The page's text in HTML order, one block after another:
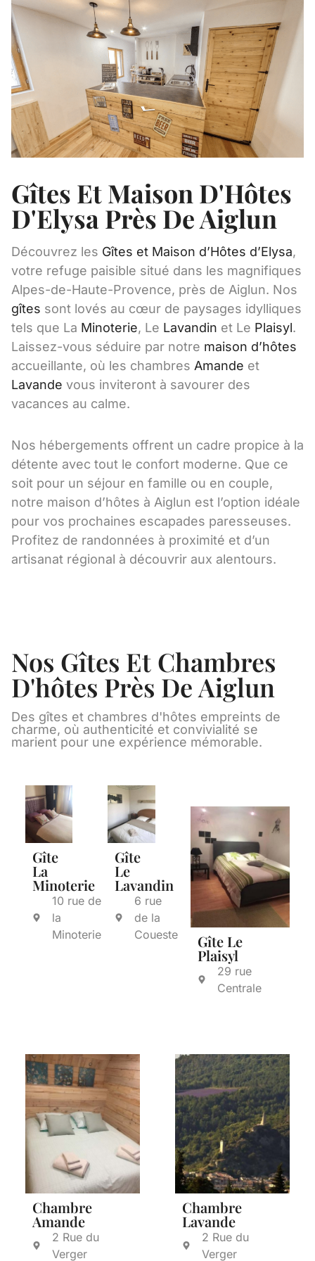
Gîtes Et Maison D'Hôtes
D'Elysa Près De Aiglun
Découvrez les Gîtes et Maison d’Hôtes d’Elysa,
votre refuge paisible situé dans les magnifiques
Alpes-de-Haute-Provence, près de Aiglun. Nos
gîtes sont lovés au cœur de paysages idylliques
tels que La Minoterie, Le Lavandin et Le Plaisyl.
Laissez-vous séduire par notre maison d’hôtes
accueillante, où les chambres Amande et
Lavande vous inviteront à savourer des
vacances au calme.
Nos hébergements offrent un cadre propice à la
détente avec tout le confort moderne. Que ce
soit pour un séjour en famille ou en couple,
notre maison d’hôtes à Aiglun est l’option idéale
pour vos prochaines escapades paresseuses.
Profitez de randonnées à proximité et d’un
artisanat régional à découvrir aux alentours.
Nos Gîtes Et Chambres
D'hôtes Près De Aiglun
Des gîtes et chambres d'hôtes empreints de
charme, où authenticité et convivialité se
marient pour une expérience mémorable.
Gîte
La
Minoterie
10 rue de
la
Minoterie
Gîte
Le
Lavandin
6 rue
de la
Coueste
Gîte Le
Plaisyl
29 rue
Centrale
Chambre
Amande
2 Rue du
Verger
Chambre
Lavande
2 Rue du
Verger